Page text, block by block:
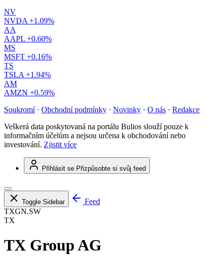
NV
NVDA +1.09%
AA
AAPL +0.60%
MS
MSFT +0.16%
TS
TSLA +1.94%
AM
AMZN +0.59%
Soukromí · Obchodní podmínky · Novinky · O nás · Redakce
Veškerá data poskytovaná na portálu Bulios slouží pouze k
informačním účelům a nejsou určena k obchodování nebo
investování. Zjistit více
Přihlásit se Přizpůsobte si svůj feed
Toggle Sidebar
Feed
TXGN.SW
TX
TX Group AG